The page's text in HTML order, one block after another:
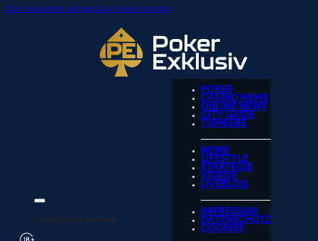
Zum Hauptinhalt springenZum Footer springen
Seite durchsuchen
POKER
CASINO NEWS
ONLINE NEWS
CITY GUIDE
TURNIERE
NEWS
LIFESTYLE
STRATEGIE
VIDEOS
LIVEBLOG
IMPRESSUM
DATENSCHUTZ
COOKIES